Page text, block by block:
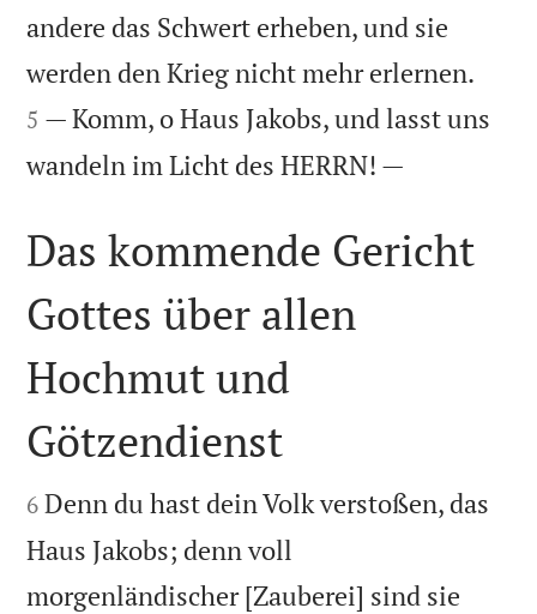
andere das Schwert erheben, und sie
werden den Krieg nicht mehr erlernen.
5 — Komm, o Haus Jakobs, und lasst uns
wandeln im Licht des HERRN! —

Das kommende Gericht
Gottes über allen
Hochmut und
Götzendienst

6 Denn du hast dein Volk verstoßen, das
Haus Jakobs; denn voll
morgenländischer [Zauberei] sind sie